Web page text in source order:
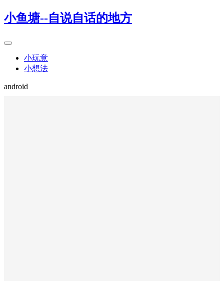
小鱼塘--自说自话的地方
小玩意
小想法
android